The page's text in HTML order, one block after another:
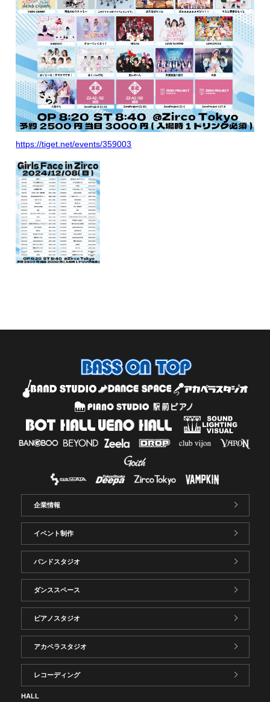
https://tiget.net/events/359003
企業情報
イベント制作
バンドスタジオ
ダンススペース
ピアノスタジオ
アカペラスタジオ
レコーディング
HALL